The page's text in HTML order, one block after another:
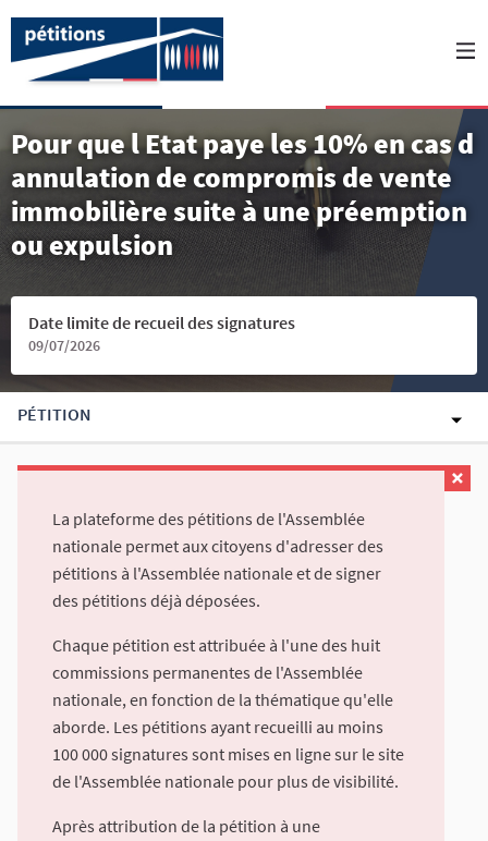
Pour que l Etat paye les 10% en cas d
annulation de compromis de vente
immobilière suite à une préemption
ou expulsion
Date limite de recueil des signatures
09/07/2026
PÉTITION
La plateforme des pétitions de l'Assemblée
nationale permet aux citoyens d'adresser des
pétitions à l'Assemblée nationale et de signer
des pétitions déjà déposées.
Chaque pétition est attribuée à l'une des huit
commissions permanentes de l'Assemblée
nationale, en fonction de la thématique qu'elle
aborde. Les pétitions ayant recueilli au moins
100 000 signatures sont mises en ligne sur le site
de l'Assemblée nationale pour plus de visibilité.
Après attribution de la pétition à une